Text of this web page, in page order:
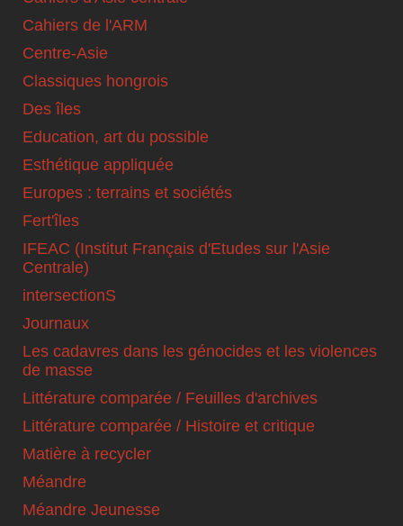
Cahiers de l'ARM
Centre-Asie
Classiques hongrois
Des îles
Education, art du possible
Esthétique appliquée
Europes : terrains et sociétés
Fert'îles
IFEAC (Institut Français d'Etudes sur l'Asie
Centrale)
intersectionS
Journaux
Les cadavres dans les génocides et les violences
de masse
Littérature comparée / Feuilles d'archives
Littérature comparée / Histoire et critique
Matière à recycler
Méandre
Méandre Jeunesse